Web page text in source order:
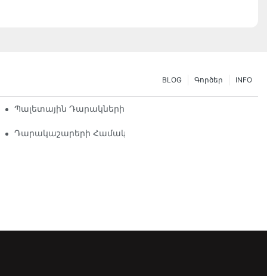
INFO
Գործեր
BLOG
Կարիքների Հարմարեցում
Պալետային Դարակների Լուծումների Ապագան.
Դարակաշարերի Համակարգի Մատակարար. Հիմնական